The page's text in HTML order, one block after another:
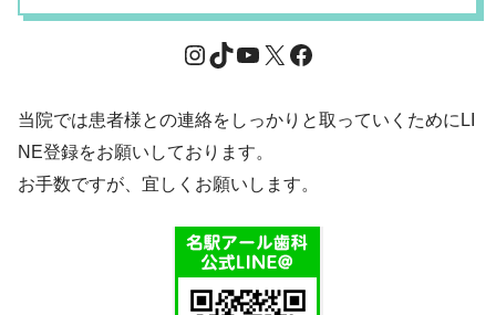
当院では患者様との連絡をしっかりと取っていくためにLI
NE登録をお願いしております。
お手数ですが、宜しくお願いします。